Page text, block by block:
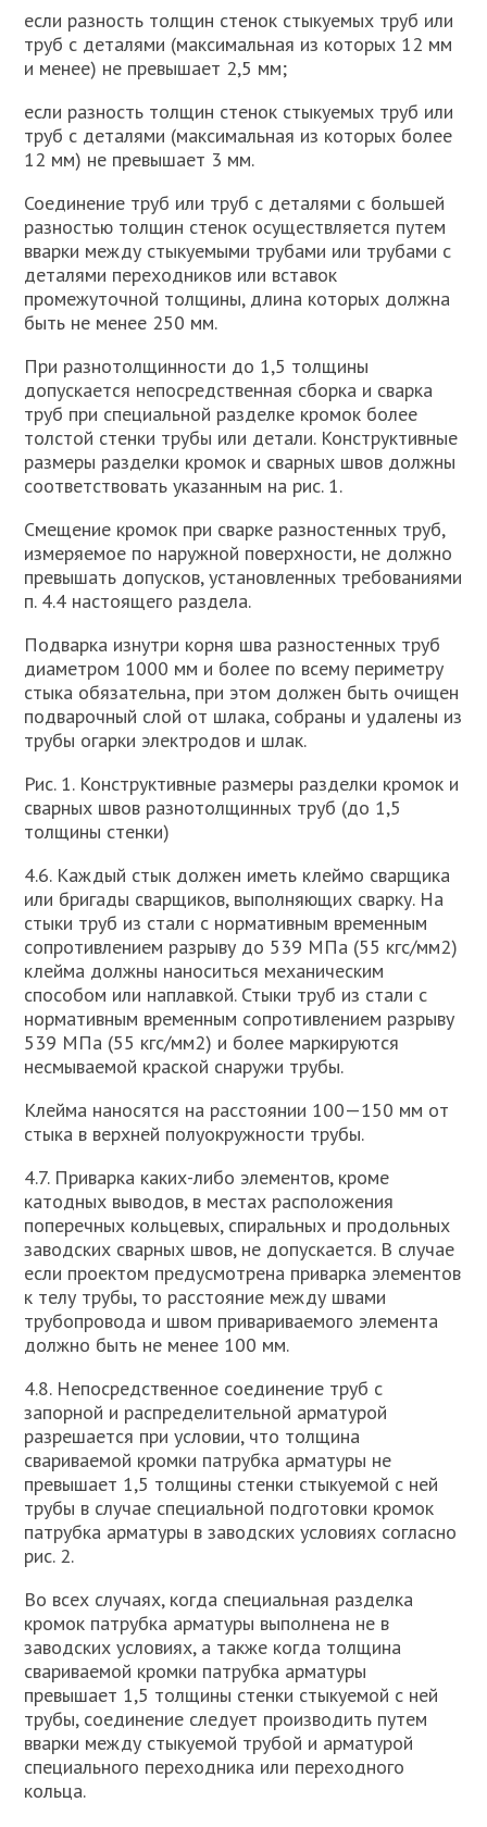
если разность толщин стенок стыкуемых труб или
труб с деталями (максимальная из которых 12 мм
и менее) не превышает 2,5 мм;
если разность толщин стенок стыкуемых труб или
труб с деталями (максимальная из которых более
12 мм) не превышает 3 мм.
Соединение труб или труб с деталями с большей
разностью толщин стенок осуществляется путем
вварки между стыкуемыми трубами или трубами с
дeтaлями переходников или вставок
промежуточной толщины, длина которых должна
быть не менее 250 мм.
При разнотолщинности до 1,5 толщины
допускается непосредственная сборка и сварка
труб при специальной разделке кромок более
толстой стенки трубы или детали. Конструктивные
размеры разделки кромок и сварных швов должны
соответствовать указанным на рис. 1.
Смещение кромок при сварке разностенных труб,
измеряемое по наружной поверхности, не должно
превышать допусков, установленных требованиями
п. 4.4 настоящего раздела.
Подварка изнутри корня шва разностенных труб
диаметром 1000 мм и более по всему периметру
стыка обязательна, при этом должен быть очищен
подварочный слой от шлака, собраны и удалены из
трубы огарки электродов и шлак.
Рис. 1. Конструктивные размеры разделки кромок и
сварных швов разнотолщинных труб (до 1,5
толщины стенки)
4.6. Каждый стык должен иметь клеймо сварщика
или бригады сварщиков, выполняющих сварку. На
стыки труб из стали с нормативным временным
сопротивлением разрыву до 539 МПа (55 кгс/мм2)
клейма должны наноситься механическим
способом или наплавкой. Стыки труб из стали с
нормативным временным сопротивлением разрыву
539 МПа (55 кгс/мм2) и более маркируются
несмываемой краской снаружи трубы.
Клейма наносятся на расстоянии 100—150 мм от
стыка в верхней полуокружности трубы.
4.7. Приварка каких-либо элементов, кроме
катодных выводов, в местах расположения
поперечных кольцевых, спиральных и продольных
заводских сварных швов, не допускается. В случае
если проектом предусмотрена приварка элементов
к телу трубы, то расстояние между швами
трубопровода и швом привариваемого элемента
должно быть не менее 100 мм.
4.8. Непосредственное соединение труб с
запорной и распределительной арматурой
разрешается при условии, что толщина
свариваемой кромки патрубка арматуры не
превышает 1,5 толщины стенки стыкуемой с ней
трубы в случае специальной подготовки кромок
патрубка арматуры в заводских условиях согласно
рис. 2.
Во всех случаях, когда специальная разделка
кромок патрубка арматуры выполнена не в
заводских условиях, а также когда толщина
свариваемой кромки патрубка арматуры
превышает 1,5 толщины стенки стыкуемой с ней
трубы, соединение следует производить путем
вварки между стыкуемой трубой и арматурой
специального переходника или переходного
кольца.